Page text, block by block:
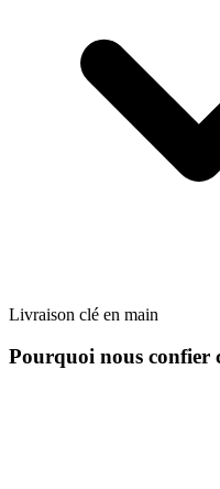
Livraison clé en main
Pourquoi nous confier